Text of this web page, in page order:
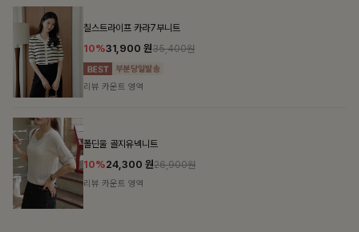
캠릿리본 뷔스티에원피스+티셔츠SET
14%39,900원46,300원
리뷰 카운트 영역